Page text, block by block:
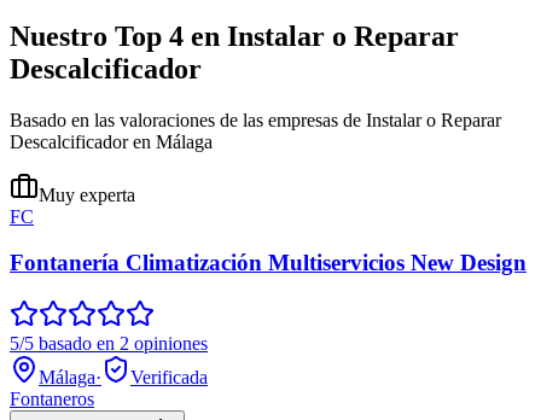
Nuestro Top 4 en Instalar o Reparar
Descalcificador
Basado en las valoraciones de las empresas de Instalar o Reparar
Descalcificador en Málaga
Muy experta
FC
Fontanería Climatización Multiservicios New Design
5/5 basado en 2 opiniones
Málaga·
Verificada
Fontaneros